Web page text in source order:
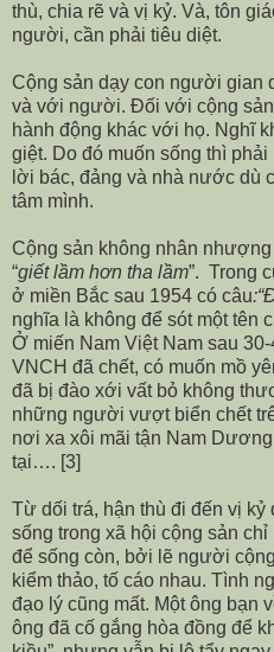
thù, chia rẽ và vị kỷ. Và, tôn
người, cần phải tiêu diệt.
Cộng sản dạy con người gian
và với người. Đối với cộng
hành động khác với họ. Nghĩ
giệt. Do đó muốn sống thì
lời bác, đảng và nhà nước dù
tâm mình.
Cộng sản không nhân
“giết lầm hơn tha lầm”. Trong
ở miền Bắc sau 1954 có câu
nghĩa là không để sót một tên
Ở miến Nam Việt Nam sau
VNCH đã chết, có muốn mồ
đã bị đào xới vất bỏ không
những người vượt biển chết
nơi xa xôi mãi tận Nam
tại…. [3]
Từ dối trá, hận thù đi đến vị
sống trong xã hội cộng sản
để sống còn, bởi lẽ người
kiểm thảo, tố cáo nhau. Tình
đạo lý cũng mất. Một ông bạn
ông đã cố gắng hòa đồng để